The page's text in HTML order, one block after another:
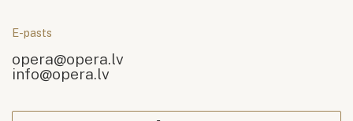
E-pasts
opera@opera.lv
info@opera.lv